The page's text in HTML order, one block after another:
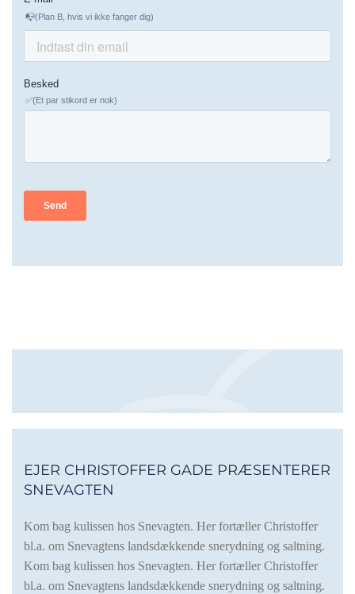
EJER CHRISTOFFER GADE PRÆSENTERER
SNEVAGTEN
Kom bag kulissen hos Snevagten. Her fortæller Christoffer
bl.a. om Snevagtens landsdækkende snerydning og saltning.
Kom bag kulissen hos Snevagten. Her fortæller Christoffer
bl.a. om Snevagtens landsdækkende snerydning og saltning.